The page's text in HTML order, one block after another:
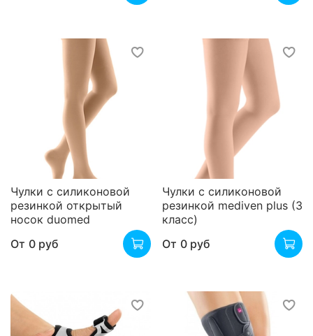
Чулки с силиконовой
резинкой открытый
носок duomed
От 0 руб
Чулки с силиконовой
резинкой mediven plus (3
класс)
От 0 руб